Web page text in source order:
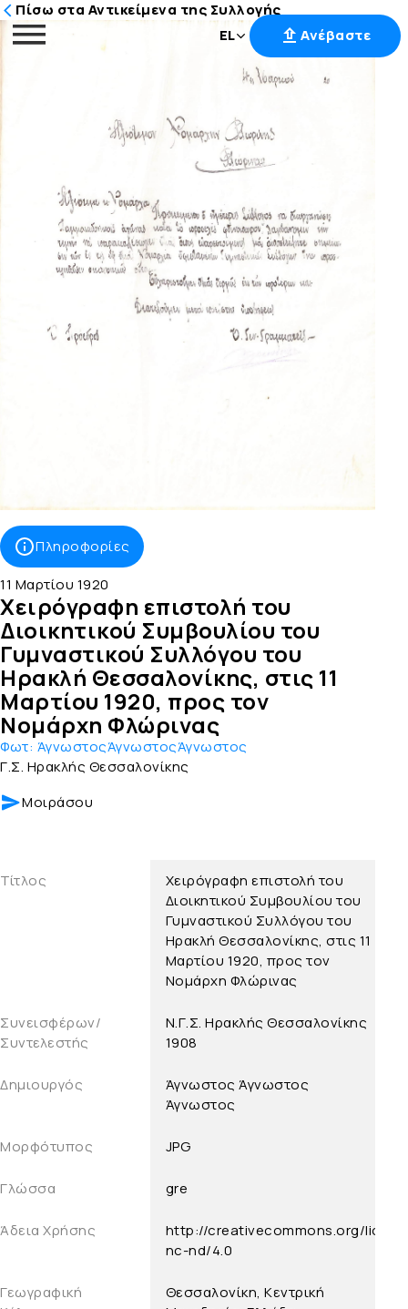
EL Ανέβαστε
Πίσω στα Αντικείμενα της Συλλογής
Πληροφορίες
11 Μαρτίου 1920
Χειρόγραφη επιστολή του
Διοικητικού Συμβουλίου του
Γυμναστικού Συλλόγου του
Ηρακλή Θεσσαλονίκης, στις 11
Μαρτίου 1920, προς τον
Νομάρχη Φλώρινας
Φωτ: ΆγνωστοςΆγνωστοςΆγνωστος
Γ.Σ. Ηρακλής Θεσσαλονίκης
Μοιράσου
Τίτλος
Χειρόγραφη επιστολή του
Διοικητικού Συμβουλίου του
Γυμναστικού Συλλόγου του
Ηρακλή Θεσσαλονίκης, στις 11
Μαρτίου 1920, προς τον
Νομάρχη Φλώρινας
Συνεισφέρων/
Συντελεστής
Ν.Γ.Σ. Ηρακλής Θεσσαλονίκης
1908
Δημιουργός Άγνωστος Άγνωστος
Άγνωστος
Μορφότυπος JPG
Γλώσσα gre
Άδεια Χρήσης
http://creativecommons.org/
nc-nd/4.0
Γεωγραφική
Θεσσαλονίκη, Κεντρική